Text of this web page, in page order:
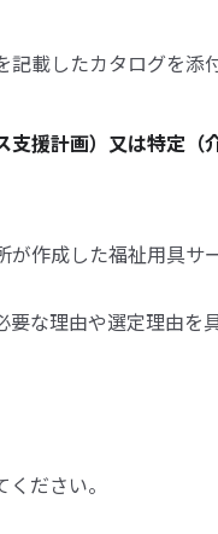
載したカタログを添
援計画）又は特定（
作成した福祉用具サ
な理由や選定理由を
ださい。